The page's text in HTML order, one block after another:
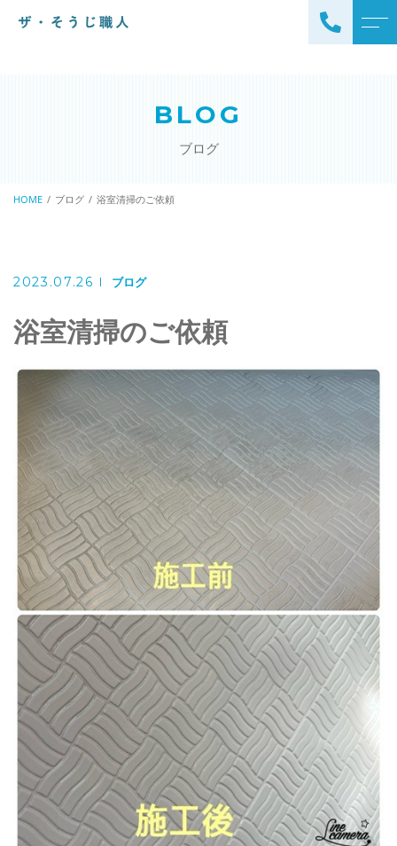
ザ・そうじ職人について
エアコンクリーニング
ハウスクリーニング
浴室クリーニング
風呂釜洗浄・追い炊き配管
クリーニング
トイレクリーニング
クリニック施設専門清掃
除菌清掃
よくある質問
洗濯機クリーニング
ング
空気清浄機クリーニング
その他のお掃除
ご予約・お問い合わせ
BLOG
ブログ
HOME ブログ 浴室清掃のご依頼
2023.07.26 ブログ
浴室清掃のご依頼